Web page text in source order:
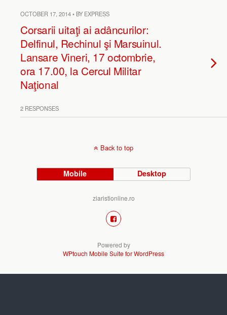
OCTOBER 17, 2014 • BY EXPRESS
Corsarii uitaţi ai adâncurilor:
Delfinul, Rechinul şi Marsuinul.
Lansare Vineri, 17 octombrie,
ora 17.00, la Cercul Militar
Naţional
2 RESPONSES
Back to top
Mobile Desktop
ziaristionline.ro
Powered by
WPtouch Mobile Suite for WordPress